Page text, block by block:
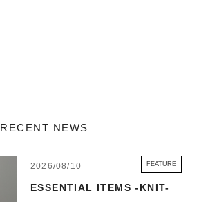
RECENT NEWS
2026/08/10 FEATURE
ESSENTIAL ITEMS -KNIT-